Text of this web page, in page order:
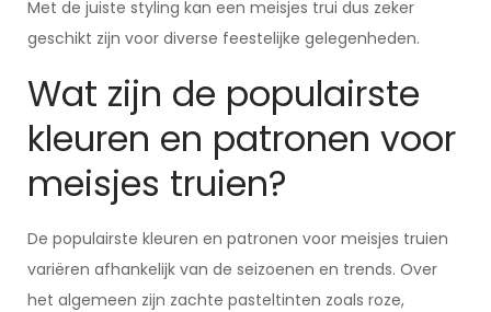
Met de juiste styling kan een meisjes trui dus zeker
geschikt zijn voor diverse feestelijke gelegenheden.
Wat zijn de populairste
kleuren en patronen voor
meisjes truien?
De populairste kleuren en patronen voor meisjes truien
variëren afhankelijk van de seizoenen en trends. Over
het algemeen zijn zachte pasteltinten zoals roze,